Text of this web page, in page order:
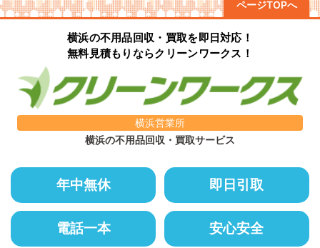
ページTOPへ
横浜の不用品回収・買取を即日対応！
無料見積もりならクリーンワークス！
横浜営業所
横浜の不用品回収・買取サービス
年中無休 即日引取
電話一本 安心安全